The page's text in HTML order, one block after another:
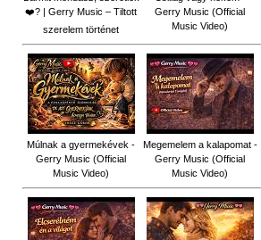
❤️‍? | Gerry Music – Tiltott
szerelem történet
Gerry Music (Official
Music Video)
Múlnak a gyermekévek -
Gerry Music (Official
Music Video)
Megemelem a kalapomat -
Gerry Music (Official
Music Video)